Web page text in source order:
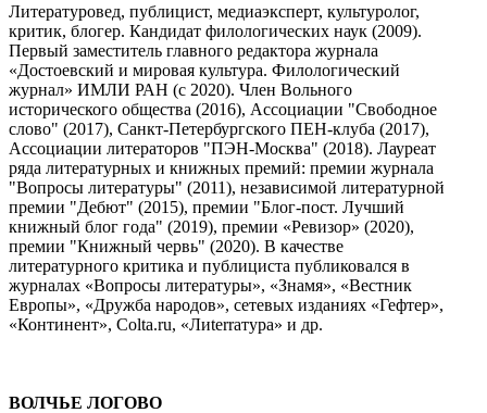
Литературовед, публицист, медиаэксперт, культуролог,
критик, блогер. Кандидат филологических наук (2009).
Первый заместитель главного редактора журнала
«Достоевский и мировая культура. Филологический
журнал» ИМЛИ РАН (с 2020). Член Вольного
исторического общества (2016), Ассоциации "Свободное
слово" (2017), Санкт-Петербургского ПЕН-клуба (2017),
Ассоциации литераторов "ПЭН-Москва" (2018). Лауреат
ряда литературных и книжных премий: премии журнала
"Вопросы литературы" (2011), независимой литературной
премии "Дебют" (2015), премии "Блог-пост. Лучший
книжный блог года" (2019), премии «Ревизор» (2020),
премии "Книжный червь" (2020). В качестве
литературного критика и публициста публиковался в
журналах «Вопросы литературы», «Знамя», «Вестник
Европы», «Дружба народов», сетевых изданиях «Гефтер»,
«Континент», Colta.ru, «Лиterraтура» и др.
ВОЛЧЬЕ ЛОГОВО